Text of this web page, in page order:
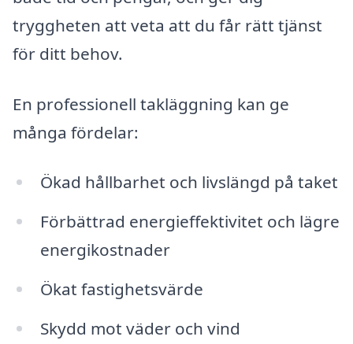
tryggheten att veta att du får rätt tjänst
för ditt behov.
En professionell takläggning kan ge
många fördelar:
Ökad hållbarhet och livslängd på taket
Förbättrad energieffektivitet och lägre
energikostnader
Ökat fastighetsvärde
Skydd mot väder och vind